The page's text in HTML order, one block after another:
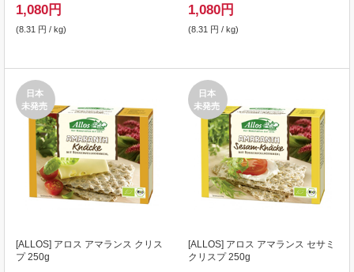
1,080円
(8.31 円 / kg)
1,080円
(8.31 円 / kg)
日本
未発売
[ALLOS] アロス アマランス クリス
プ 250g
日本
未発売
[ALLOS] アロス アマランス セサミ
クリスプ 250g